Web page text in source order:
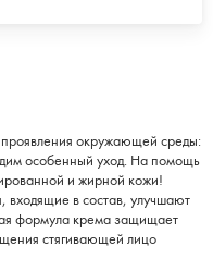
проявления окружающей среды:
особенный уход. На помощь
и жирной кожи!
входящие в состав, улучшают
формула крема защищает
стягивающей лицо